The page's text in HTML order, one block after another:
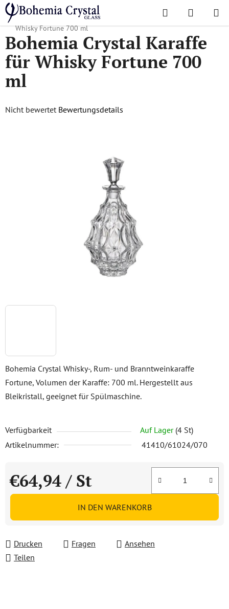
Zum
Inhalt
springen
Suchen
Startseite
/ Lieblingskollektionen /
Bohemia Crystal Karaffe für
Whisky Fortune 700 ml
Bohemia Crystal Whisky-, Rum- und Branntweinkaraffe
Fortune, Volumen der Karaffe: 700 ml. Hergestellt aus
Bleikristall, geeignet für Spülmaschine.
Verfügbarkeit Auf Lager (4 St)
Artikelnummer:
41410/61024/070
€64,94 / St
Verkaufspreis:
IN DEN WARENKORB
Drucken Fragen
Ansehen
Teilen
Bohemia Crystal Karaffe
für Whisky Fortune 700
ml
Die
Nicht bewertet Bewertungsdetails